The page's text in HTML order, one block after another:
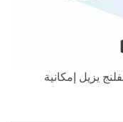
يزيل إمكانية